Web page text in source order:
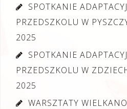
SPOTKANIE
PRZEDSZKOLU W
2025
SPOTKANIE
PRZEDSZKOLU W
2025
WARSZTATY